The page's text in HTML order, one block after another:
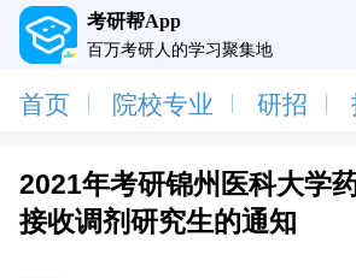
考研帮App
百万考研人的学习聚集地
首页 院校专业 研招
2021年考研锦州医科大学
接收调剂研究生的通知